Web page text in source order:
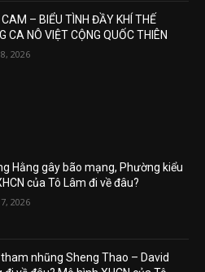
– BIỂU TÌNH ĐẦY KHÍ THẾ
CA NÔ VIỆT CỘNG QUỐC THIÊN
2026
Hằng gây bão mạng, Phường kiểu
của Tô Lâm đi về đâu?
2026
nhũng Sheng Thao – David